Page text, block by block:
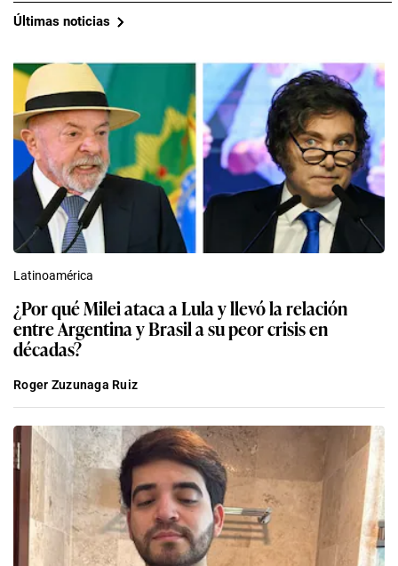
Últimas noticias
Latinoamérica
¿Por qué Milei ataca a Lula y llevó la relación
entre Argentina y Brasil a su peor crisis en
décadas?
Roger Zuzunaga Ruiz